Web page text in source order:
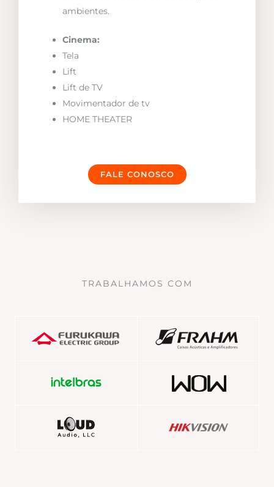
ambientes.
Cinema:
Tela
Lift
Lift de TV
Movimentador de tv
HOME THEATER
FALE CONOSCO
TRABALHAMOS COM